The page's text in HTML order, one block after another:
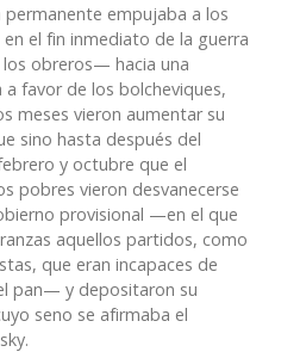
permanente empujaba a los
el fin inmediato de la guerra
obreros— hacia una
favor de los bolcheviques,
meses vieron aumentar su
sino hasta después del
y octubre que el
pobres vieron desvanecerse
provisional —en el que
aquellos partidos, como
que eran incapaces de
pan— y depositaron su
seno se afirmaba el